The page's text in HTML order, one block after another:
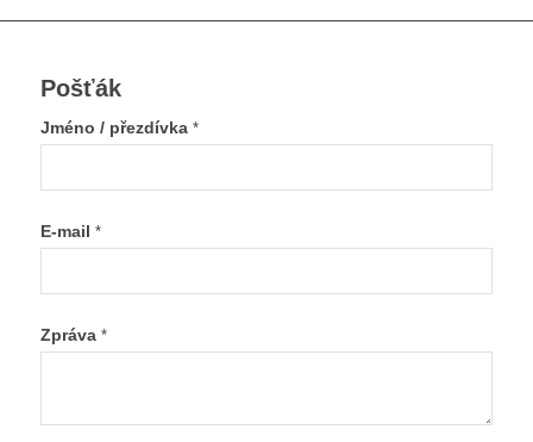
Pošťák
Jméno / přezdívka *
E-mail *
Zpráva *